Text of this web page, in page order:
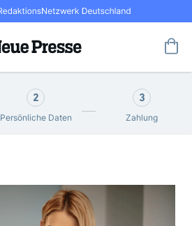
Direkt
zum
Inhalt
RND Partner im RedaktionsNetzwerk
2
Persönliche Daten
3
Zahlung